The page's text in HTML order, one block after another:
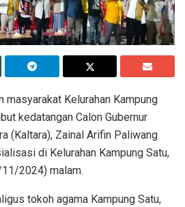
masyarakat Kelurahan Kampung
kedatangan Calon Gubernur
(Kaltara), Zainal Arifin Paliwang
di Kelurahan Kampung Satu,
11/2024) malam.
tokoh agama Kampung Satu,